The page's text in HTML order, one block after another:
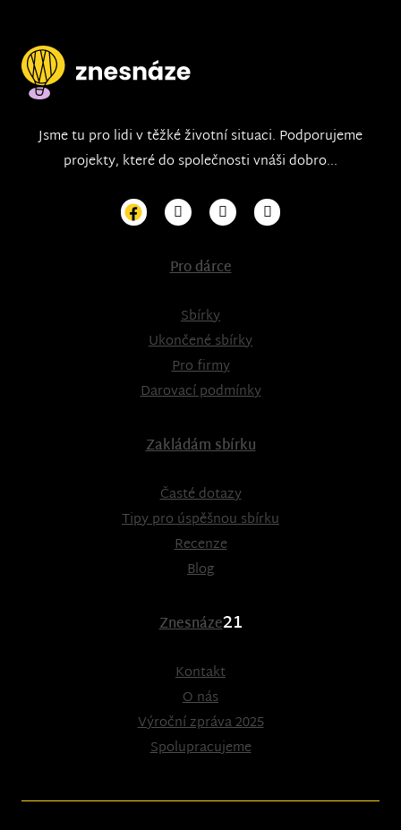
Jsme tu pro lidi v těžké životní situaci. Podporujeme
projekty, které do společnosti vnáši dobro...
Pro dárce
Sbírky
Ukončené sbírky
Pro firmy
Darovací podmínky
Zakládám sbírku
Časté dotazy
Tipy pro úspěšnou sbírku
Recenze
Blog
Znesnáze21
Kontakt
O nás
Výroční zpráva 2025
Spolupracujeme